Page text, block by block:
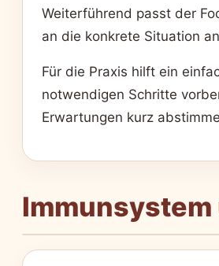
Weiterführend passt der
an die konkrete Situation
Für die Praxis hilft ein
notwendigen Schritte
Erwartungen kurz